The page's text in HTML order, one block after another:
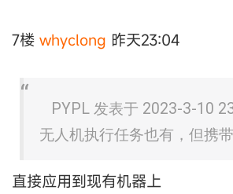
7楼 whyclong 昨天23:04
PYPL 发表于 2023-3-10
无人机执行任务也有，但携
直接应用到现有机器上